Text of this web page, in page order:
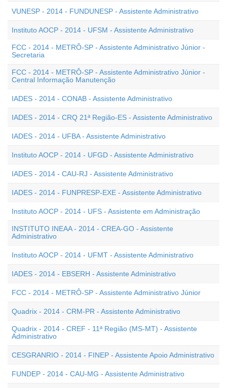
VUNESP - 2014 - FUNDUNESP - Assistente Administrativo
Instituto AOCP - 2014 - UFSM - Assistente Administrativo
FCC - 2014 - METRÔ-SP - Assistente Administrativo Júnior -
Secretaria
FCC - 2014 - METRÔ-SP - Assistente Administrativo Júnior -
Central Informação Manutenção
IADES - 2014 - CONAB - Assistente Administrativo
IADES - 2014 - CRQ 21ª Região-ES - Assistente Administrativo
IADES - 2014 - UFBA - Assistente Administrativo
Instituto AOCP - 2014 - UFGD - Assistente Administrativo
IADES - 2014 - CAU-RJ - Assistente Administrativo
IADES - 2014 - FUNPRESP-EXE - Assistente Administrativo
Instituto AOCP - 2014 - UFS - Assistente em Administração
INSTITUTO INEAA - 2014 - CREA-GO - Assistente
Administrativo
Instituto AOCP - 2014 - UFMT - Assistente Administrativo
IADES - 2014 - EBSERH - Assistente Administrativo
FCC - 2014 - METRÔ-SP - Assistente Administrativo Júnior
Quadrix - 2014 - CRM-PR - Assistente Administrativo
Quadrix - 2014 - CREF - 11ª Região (MS-MT) - Assistente
Administrativo
CESGRANRIO - 2014 - FINEP - Assistente Apoio Administrativo
FUNDEP - 2014 - CAU-MG - Assistente Administrativo